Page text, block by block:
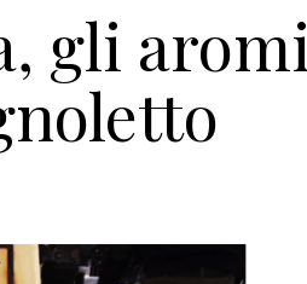
gli aromi